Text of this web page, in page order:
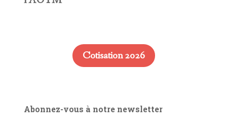
Cotisation 2026
Abonnez-vous à notre newsletter